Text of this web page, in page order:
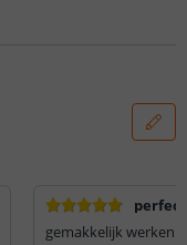
gemakkelijk werken